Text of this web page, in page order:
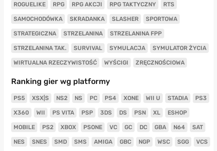
ROGUELIKE RPG RPG AKCJI RPG TAKTYCZNY RTS
SAMOCHODÓWKA SKRADANKA SLASHER SPORTOWA
STRATEGICZNA STRZELANINA STRZELANINA FPP
STRZELANINA TAK. SURVIVAL SYMULACJA SYMULATOR ŻYCIA
WIRTUALNA RZECZYWISTOŚĆ WYŚCIGI ZRĘCZNOŚCIOWA
Ranking gier wg platformy
PS5 XSX|S NS2 NS PC PS4 XONE WII U STADIA PS3
X360 WII PS VITA PSP 3DS DS PSN XL ESHOP
MOBILE PS2 XBOX PSONE VC GC DC GBA N64 SAT
NES SNES SMD SMS AMIGA GBC NGP WSC SGG VCS